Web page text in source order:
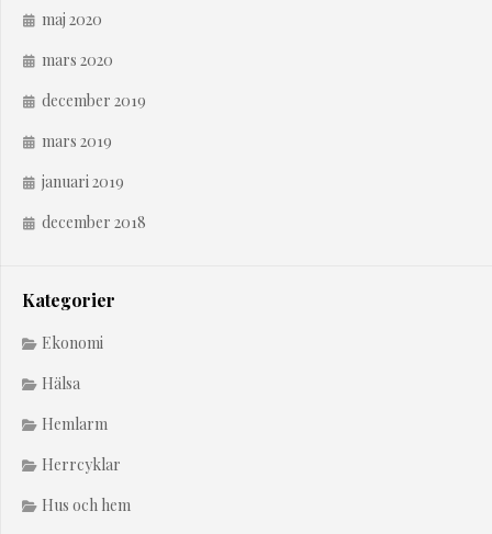
maj 2020
mars 2020
december 2019
mars 2019
januari 2019
december 2018
Kategorier
Ekonomi
Hälsa
Hemlarm
Herrcyklar
Hus och hem